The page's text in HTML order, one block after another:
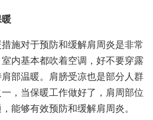
暖
施对于预防和缓解肩周炎是非常
内基本都吹着空调，好不要穿露
部温暖。肩膀受凉也是部分人群
，当保暖工作做好了，肩周部位
能够有效预防和缓解肩周炎。